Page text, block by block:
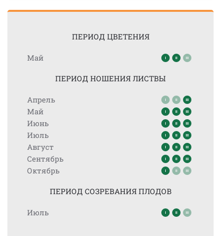
ПЕРИОД ЦВЕТЕНИЯ
Май
ПЕРИОД НОШЕНИЯ ЛИСТВЫ
Апрель
Май
Июнь
Июль
Август
Сентябрь
Октябрь
ПЕРИОД СОЗРЕВАНИЯ ПЛОДОВ
Июль